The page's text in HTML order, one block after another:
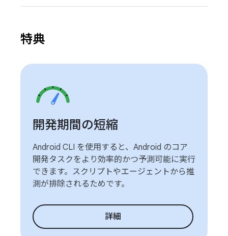
特典
開発期間の短縮
Android CLI を使用すると、Android のコア
開発タスクをより効率的かつ予測可能に実行
できます。スクリプトやエージェントから推
測が排除されるためです。
詳細